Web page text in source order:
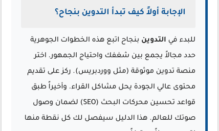
الإجابة أولاً كيف تبدأ التدوين بنجاح؟
للبدء في التدوين بنجاح اتبع هذه الخطوات الجوهرية
حدد مجالاً يجمع بين شغفك واحتياج الجمهور. اختر
منصة تدوين موثوقة (مثل ووردبريس). ركز على تقديم
محتوى عالي الجودة يحل مشاكل القراء. وأخيراً طبق
قواعد تحسين محركات البحث (SEO) لضمان وصول
صوتك للعالم. هذا الدليل سيفصل لك كل نقطة منها